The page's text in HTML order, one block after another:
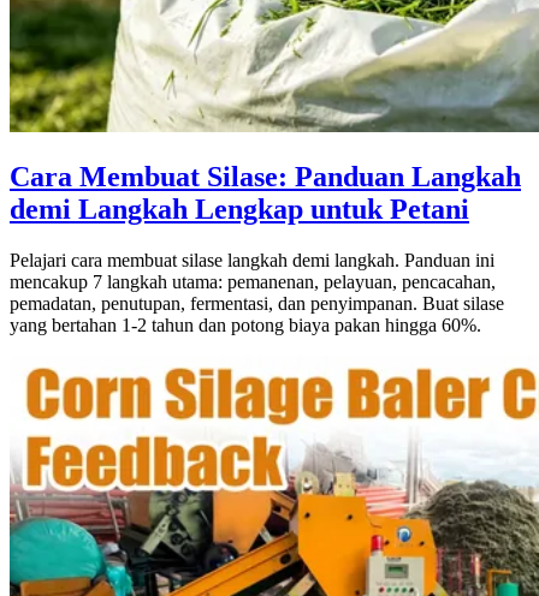
Cara Membuat Silase: Panduan Langkah
demi Langkah Lengkap untuk Petani
Pelajari cara membuat silase langkah demi langkah. Panduan ini
mencakup 7 langkah utama: pemanenan, pelayuan, pencacahan,
pemadatan, penutupan, fermentasi, dan penyimpanan. Buat silase
yang bertahan 1-2 tahun dan potong biaya pakan hingga 60%.